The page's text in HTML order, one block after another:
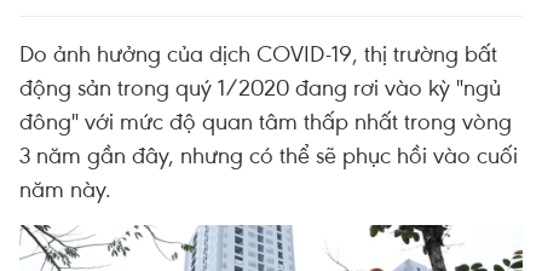
Do ảnh hưởng của dịch COVID-19, thị trường bất
động sản trong quý 1/2020 đang rơi vào kỳ "ngủ
đông" với mức độ quan tâm thấp nhất trong vòng
3 năm gần đây, nhưng có thể sẽ phục hồi vào cuối
năm này.